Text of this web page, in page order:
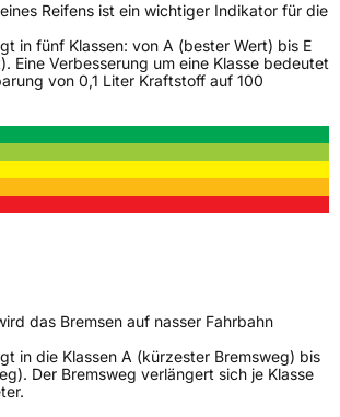
Reifens ist ein wichtiger Indikator für die
in fünf Klassen: von A (bester Wert) bis E
Eine Verbesserung um eine Klasse bedeutet
von 0,1 Liter Kraftstoff auf 100
das Bremsen auf nasser Fahrbahn
in die Klassen A (kürzester Bremsweg) bis
Der Bremsweg verlängert sich je Klasse